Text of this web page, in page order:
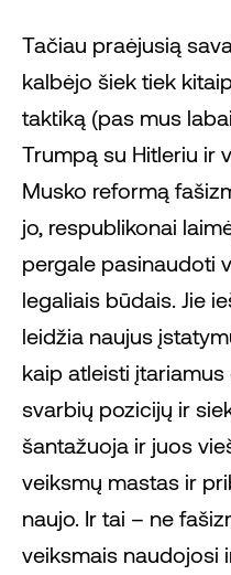
Tačiau praėjusią
kalbėjo šiek tiek
taktiką (pas mus
Trumpą su Hitleriu ir
Musko reformą
jo, respublikonai
pergale pasinaudoti
legaliais būdais. Jie
leidžia naujus
kaip atleisti
svarbių pozicijų ir
šantažuoja ir juos
veiksmų mastas ir
naujo. Ir tai – ne
veiksmais naudojosi